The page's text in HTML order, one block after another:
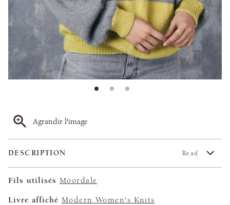
Agrandir l'image
DESCRIPTION Read
Fils utilisés Moordale
Livre affiché Modern Women's Knits